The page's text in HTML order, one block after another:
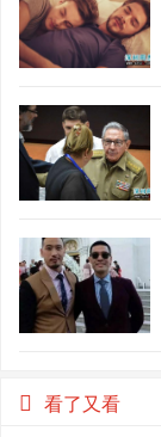
看了又看